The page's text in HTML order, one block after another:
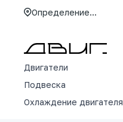
Определение...
Двигатели
Подвеска
Охлаждение двигателя